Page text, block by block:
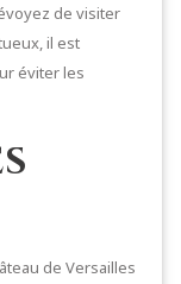
de visiter
il est
éviter les
de Versailles